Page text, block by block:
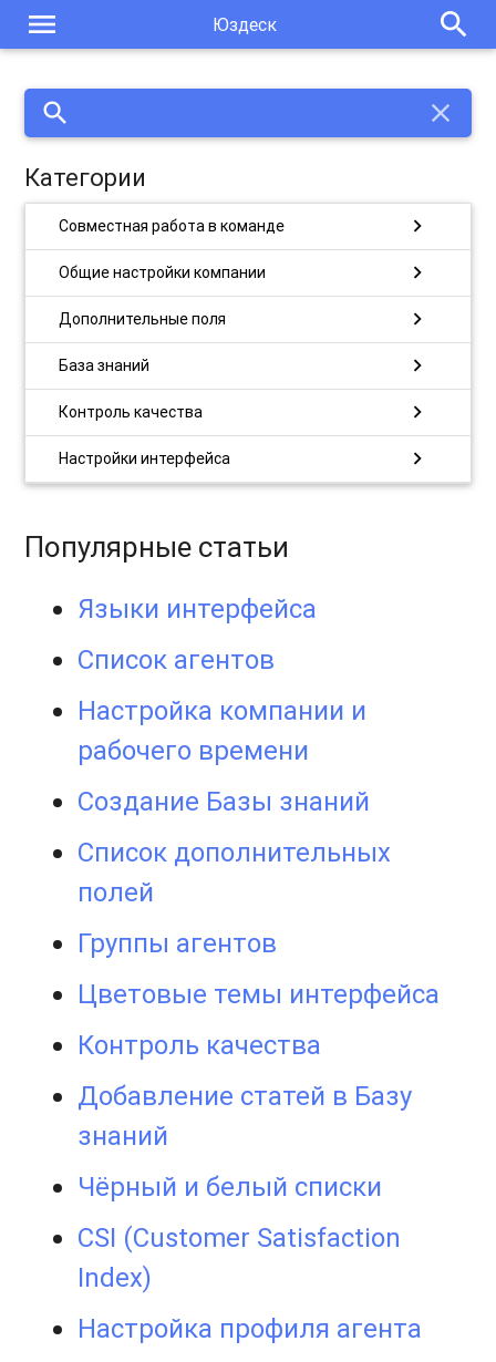
menu Юздеск search
search close
Категории
Совместная работа в команде chevron_right
Общие настройки компании chevron_right
Дополнительные поля chevron_right
База знаний chevron_right
Контроль качества chevron_right
Настройки интерфейса chevron_right
Популярные статьи
Языки интерфейса
Список агентов
Настройка компании и
рабочего времени
Создание Базы знаний
Список дополнительных
полей
Группы агентов
Цветовые темы интерфейса
Контроль качества
Добавление статей в Базу
знаний
Чёрный и белый списки
CSI (Customer Satisfaction
Index)
Настройка профиля агента